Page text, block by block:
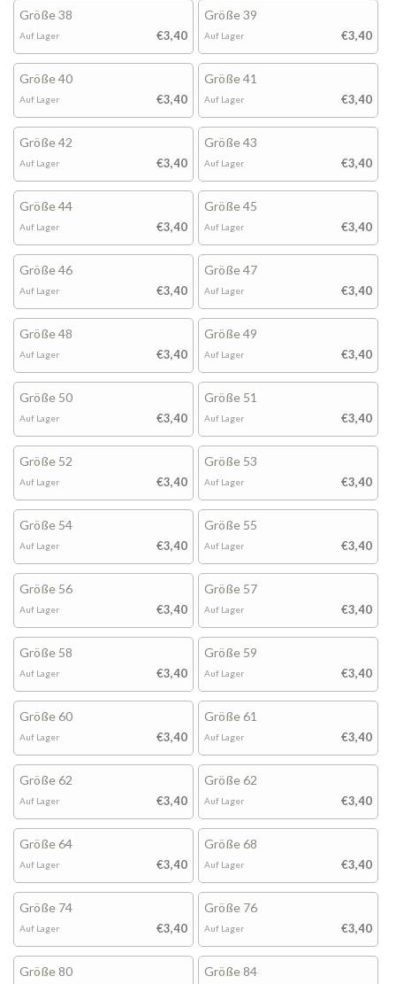
Größe 38
€3,40
Auf Lager
Größe 39
€3,40
Auf Lager
Größe 40
€3,40
Auf Lager
Größe 41
€3,40
Auf Lager
Größe 42
€3,40
Auf Lager
Größe 43
€3,40
Auf Lager
Größe 44
€3,40
Auf Lager
Größe 45
€3,40
Auf Lager
Größe 46
€3,40
Auf Lager
Größe 47
€3,40
Auf Lager
Größe 48
€3,40
Auf Lager
Größe 49
€3,40
Auf Lager
Größe 50
€3,40
Auf Lager
Größe 51
€3,40
Auf Lager
Größe 52
€3,40
Auf Lager
Größe 53
€3,40
Auf Lager
Größe 54
€3,40
Auf Lager
Größe 55
€3,40
Auf Lager
Größe 56
€3,40
Auf Lager
Größe 57
€3,40
Auf Lager
Größe 58
€3,40
Auf Lager
Größe 59
€3,40
Auf Lager
Größe 60
€3,40
Auf Lager
Größe 61
€3,40
Auf Lager
Größe 62
€3,40
Auf Lager
Größe 62
€3,40
Auf Lager
Größe 64
€3,40
Auf Lager
Größe 68
€3,40
Auf Lager
Größe 74
€3,40
Auf Lager
Größe 76
€3,40
Auf Lager
Größe 80 Größe 84